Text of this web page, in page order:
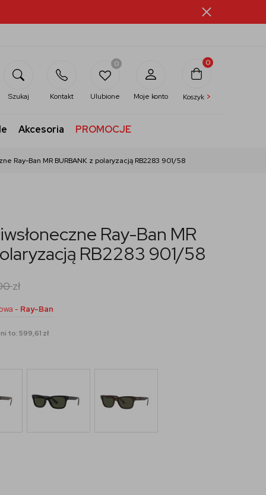
Szukaj Kontakt
0
Ulubione Moje konto
0
Koszyk >
Akcesoria PROMOCJE
Ray-Ban MR BURBANK z polaryzacją RB2283 901/58
Ray-Ban MR
RB2283 901/58
zł
- Ray-Ban
to: 599,61 zł